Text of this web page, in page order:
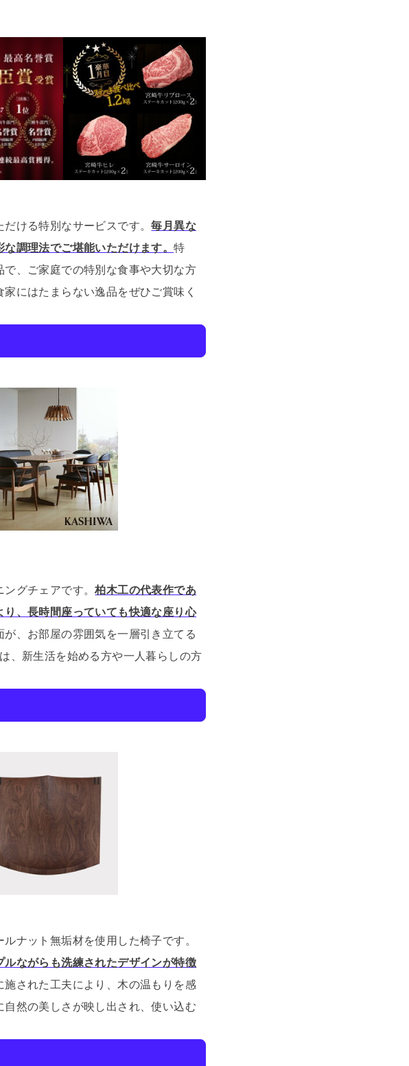
ける特別なサービスです。毎月異な
調理法でご堪能いただけます。特
、ご家庭での特別な食事や大切な方
にはたまらない逸品をぜひご賞味く
ングチェアです。柏木工の代表作であ
、長時間座っていても快適な座り心
、お部屋の雰囲気を一層引き立てる
、新生活を始める方や一人暮らしの方
ナット無垢材を使用した椅子です。
ながらも洗練されたデザインが特徴
施された工夫により、木の温もりを感
然の美しさが映し出され、使い込む